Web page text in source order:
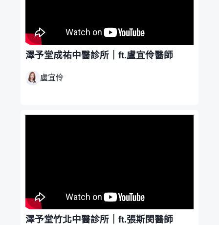
澤予堂成祐中醫診所｜ft.盧宜伶醫師
盧宜伶
澤予堂竹北中醫診所｜ft.張斯閔醫師